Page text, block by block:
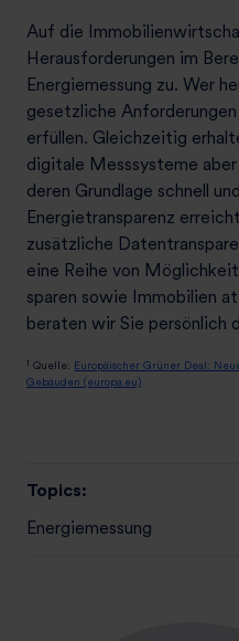
Auf die
Herausforderungen im
Energiemessung zu. Wer
gesetzliche
erfüllen. Gleichzeitig
digitale Messsysteme
deren Grundlage schnell
Energietransparenz
zusätzliche
eine Reihe von
sparen sowie Immobilien
beraten wir Sie persönlich
1 Quelle: Europäischer Grüner Deal:
Gebäuden (europa.eu)
Topics:
Energiemessung